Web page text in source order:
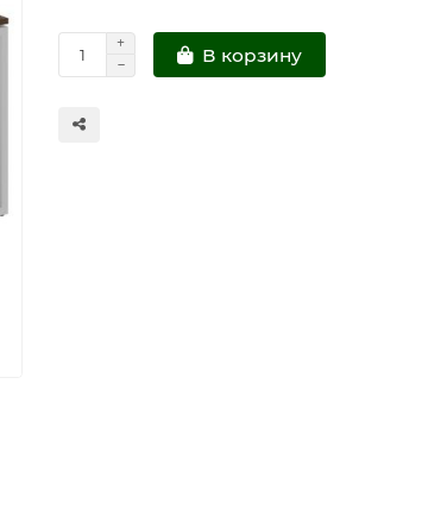
В корзину